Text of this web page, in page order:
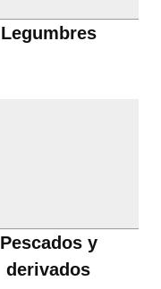
Legumbres
Pescados y
derivados